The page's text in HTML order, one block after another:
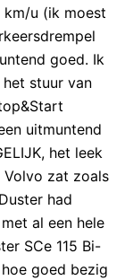
km/u (ik moest
goed. Ik
stuur van
uitmuntend
het leek
zat zoals
had
al een hele
SCe 115 Bi-
goed bezig